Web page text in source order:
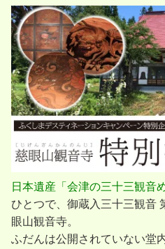
日本遺産「会津の三十三観音
ひとつで、御蔵入三十三観音
眼山観音寺。
ふだんは公開されていない堂内